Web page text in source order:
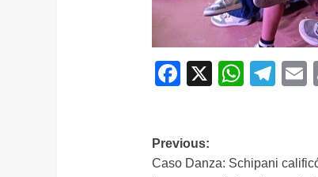
Facebook
X
Navegación
de
Previous:
Caso Danza: Schipani